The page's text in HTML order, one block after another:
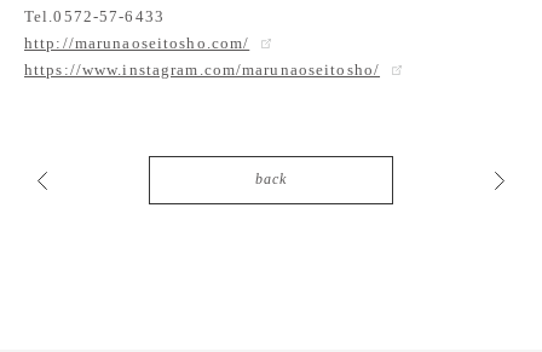
Tel.0572-57-6433
http://marunaoseitosho.com/
https://www.instagram.com/marunaoseitosho/
back